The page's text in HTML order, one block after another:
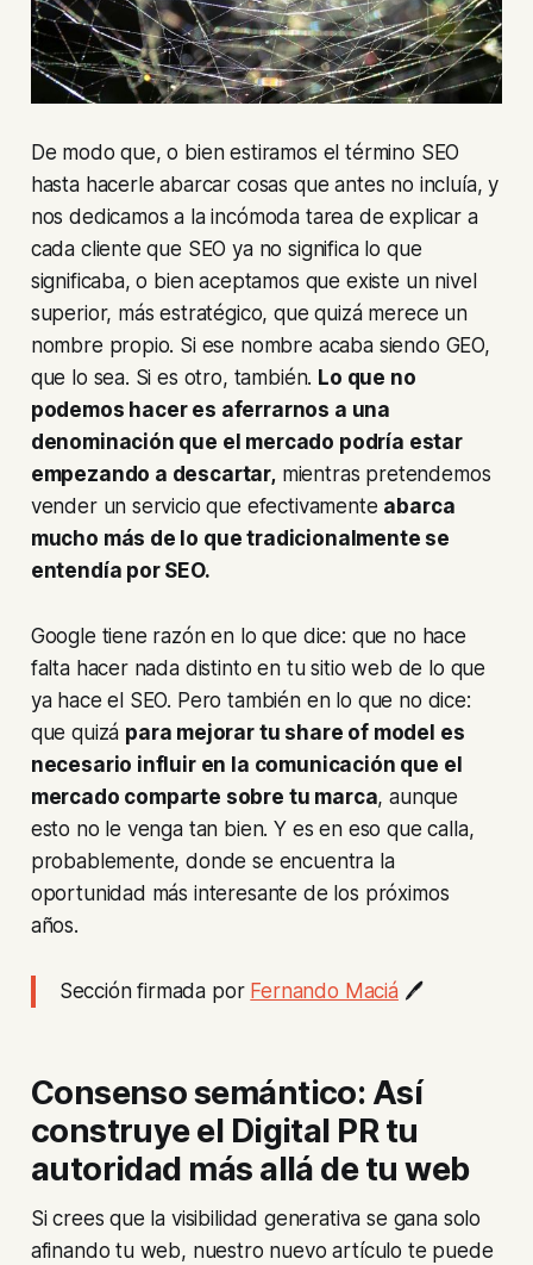
De modo que, o bien estiramos el término SEO
hasta hacerle abarcar cosas que antes no incluía, y
nos dedicamos a la incómoda tarea de explicar a
cada cliente que SEO ya no significa lo que
significaba, o bien aceptamos que existe un nivel
superior, más estratégico, que quizá merece un
nombre propio. Si ese nombre acaba siendo GEO,
que lo sea. Si es otro, también. Lo que no
podemos hacer es aferrarnos a una
denominación que el mercado podría estar
empezando a descartar,mientras pretendemos
vender un servicio que efectivamente abarca
mucho más de lo que tradicionalmente se
entendía por SEO.
Google tiene razón en lo que dice: que no hace
falta hacer nada distinto en tu sitio web de lo que
ya hace el SEO. Pero también en lo que no dice:
que quizá para mejorar tu share of model es
necesario influir en la comunicación que el
mercado comparte sobre tu marca, aunque
esto no le venga tan bien. Y es en eso que calla,
probablemente, donde se encuentra la
oportunidad más interesante de los próximos
años.
Sección firmada por Fernando Maciá 🖊️
Consenso semántico: Así
construye el Digital PR tu
autoridad más allá de tu web
Si crees que la visibilidad generativa se gana solo
afinando tu web, nuestro nuevo artículo te puede